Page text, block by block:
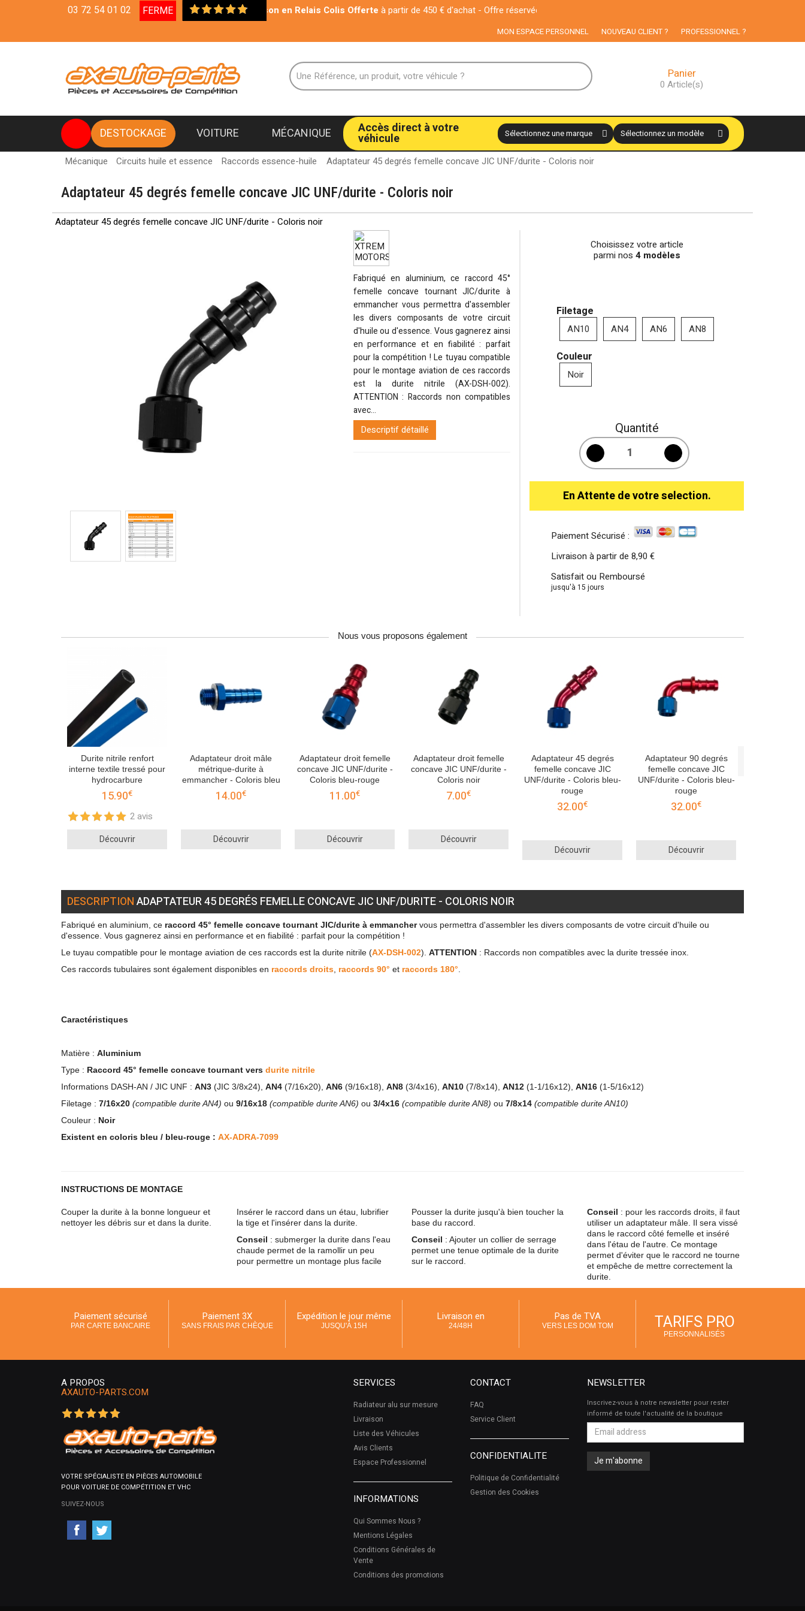
03 72 54 01 02 FERME Livraison en Relais Colis Offerteà partir de 450 € d'achat - Offre réservée aux particuliers
MON ESPACE PERSONNEL NOUVEAU CLIENT ? PROFESSIONNEL ?
Panier
0 Article(s)
DESTOCKAGE VOITURE MÉCANIQUE Accès direct à votre
véhicule
Mécanique Circuits huile et essence Raccords essence-huile Adaptateur 45 degrés femelle concave JIC UNF/durite - Coloris noir
Adaptateur 45 degrés femelle concave JIC UNF/durite - Coloris noir
Adaptateur 45 degrés femelle concave JIC UNF/durite - Coloris noir
Fabriqué en aluminium, ce raccord 45°
femelle concave tournant JIC/durite à
emmancher vous permettra d'assembler
les divers composants de votre circuit
d'huile ou d'essence. Vous gagnerez ainsi
en performance et en fiabilité : parfait
pour la compétition ! Le tuyau compatible
pour le montage aviation de ces raccords
est la durite nitrile (AX-DSH-002).
ATTENTION : Raccords non compatibles
avec...
Descriptif détaillé
Choisissez votre article
parmi nos 4 modèles
Filetage
AN10 AN4 AN6 AN8
Couleur
Noir
Quantité
En Attente de votre selection.
Paiement Sécurisé :
Livraison à partir de 8,90 €
Satisfait ou Remboursé
jusqu'à 15 jours
Nous vous proposons également
Durite nitrile renfort
interne textile tressé pour
hydrocarbure
15.90€
2 avis
Découvrir
Adaptateur droit mâle
métrique-durite à
emmancher - Coloris bleu
14.00€
Découvrir
Adaptateur droit femelle
concave JIC UNF/durite -
Coloris bleu-rouge
11.00€
Découvrir
Adaptateur droit femelle
concave JIC UNF/durite -
Coloris noir
7.00€
Découvrir
Adaptateur 45 degrés
femelle concave JIC
UNF/durite - Coloris bleu-
rouge
32.00€
Découvrir
Adaptateur 90 degrés
femelle concave JIC
UNF/durite - Coloris bleu-
rouge
32.00€
Découvrir
DESCRIPTIONADAPTATEUR 45 DEGRÉS FEMELLE CONCAVE JIC UNF/DURITE - COLORIS NOIR
Fabriqué en aluminium, ce raccord 45° femelle concave tournant JIC/durite à emmancher vous permettra d'assembler les divers composants de votre circuit d'huile ou
d'essence. Vous gagnerez ainsi en performance et en fiabilité : parfait pour la compétition !
Le tuyau compatible pour le montage aviation de ces raccords est la durite nitrile (AX-DSH-002). ATTENTION : Raccords non compatibles avec la durite tressée inox.
Ces raccords tubulaires sont également disponibles en raccords droits raccords 90° et raccords 180°
Caractéristiques
Matière : Aluminium
Type : Raccord 45° femelle concave tournant vers durite nitrile
Informations DASH-AN / JIC UNF : AN3 (JIC 3/8x24), AN4 (7/16x20), AN6 (9/16x18), AN8 (3/4x16), AN10 (7/8x14), AN12 (1-1/16x12), AN16 (1-5/16x12)
Filetage : 7/16x20 (compatible durite AN4) ou 9/16x18 (compatible durite AN6) ou 3/4x16 (compatible durite AN8) ou 7/8x14 (compatible durite AN10)
Couleur : Noir
Existent en coloris bleu / bleu-rouge : AX-ADRA-7099
INSTRUCTIONS DE MONTAGE
Couper la durite à la bonne longueur et
nettoyer les débris sur et dans la durite.
Insérer le raccord dans un étau, lubrifier
la tige et l'insérer dans la durite.
Conseil : submerger la durite dans l'eau
chaude permet de la ramollir un peu
pour permettre un montage plus facile
Pousser la durite jusqu'à bien toucher la
base du raccord.
Conseil : Ajouter un collier de serrage
permet une tenue optimale de la durite
sur le raccord.
Conseil : pour les raccords droits, il faut
utiliser un adaptateur mâle. Il sera vissé
dans le raccord côté femelle et inséré
dans l'étau de l'autre. Ce montage
permet d'éviter que le raccord ne tourne
et empêche de mettre correctement la
durite.
Paiement sécurisé
PAR CARTE BANCAIRE
Paiement 3X
SANS FRAIS PAR CHÈQUE
Expédition le jour même
JUSQU'À 15H
Livraison en
24/48H
Pas de TVA
VERS LES DOM TOM TARIFS PRO
PERSONNALISÉS
A PROPOS
AXAUTO-PARTS.COM
VOTRE SPÉCIALISTE EN PIÈCES AUTOMOBILE
POUR VOITURE DE COMPÉTITION ET VHC
SUIVEZ-NOUS
SERVICES
Radiateur alu sur mesure
Livraison
Liste des Véhicules
Avis Clients
Espace Professionnel
INFORMATIONS
Qui Sommes Nous ?
Mentions Légales
Conditions Générales de
Vente
Conditions des promotions
CONTACT
FAQ
Service Client
CONFIDENTIALITE
Politique de Confidentialité
Gestion des Cookies
NEWSLETTER
Inscrivez-vous à notre newsletter pour rester
informé de toute l'actualité de la boutique